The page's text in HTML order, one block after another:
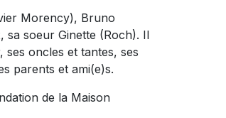
Morency), Bruno
sa soeur Ginette (Roch). Il
ses oncles et tantes, ses
parents et ami(e)s.
de la Maison